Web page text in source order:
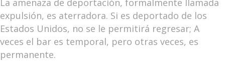
La amenaza de deportación, formalmente llamada
expulsión, es aterradora. Si es deportado de los
Estados Unidos, no se le permitirá regresar; A
veces el bar es temporal, pero otras veces, es
permanente.